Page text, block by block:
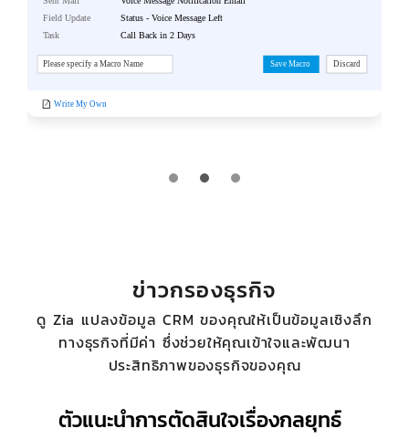
ข่าวกรองธุรกิจ
ดู Zia แปลงข้อมูล CRM ของคุณให้เป็นข้อมูลเชิงลึก
ทางธุรกิจที่มีค่า ซึ่งช่วยให้คุณเข้าใจและพัฒนา
ประสิทธิภาพของธุรกิจของคุณ
ตัวแนะนำการตัดสินใจเรื่องกลยุทธ์